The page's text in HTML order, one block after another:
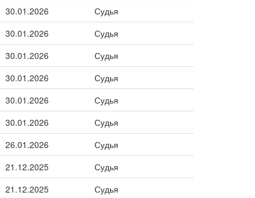
30.01.2026
Судья
30.01.2026
Судья
30.01.2026
Судья
30.01.2026
Судья
30.01.2026
Судья
30.01.2026
Судья
26.01.2026
Судья
21.12.2025
Судья
21.12.2025
Судья